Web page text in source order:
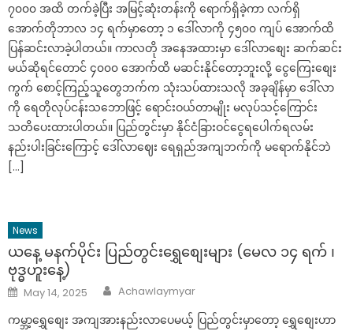
၇၀၀၀ အထိ တက်ခဲ့ပြီး အမြင့်ဆုံးတန်းကို ရောက်ရှိခဲ့ကာ လက်ရှိ
အောက်တိုဘာလ ၁၄ ရက်မှာတော့ ၁ ဒေါ်လာကို ၄၅၀၀ ကျပ် အောက်ထိ
ပြန်ဆင်းလာခဲ့ပါတယ်။ ကာလတို အနေအထားမှာ ဒေါ်လာစျေး ဆက်ဆင်း
မယ်ဆိုရင်တောင် ၄၀၀၀ အောက်ထိ မဆင်းနိုင်တော့ဘူးလို့ ငွေကြေးစျေး
ကွက် စောင့်ကြည့်သူတွေဘက်က သုံးသပ်ထားသလို အခုချိန်မှာ ဒေါ်လာ
ကို ရေတိုလုပ်ငန်းသဘောဖြင့် ရောင်းဝယ်တာမျိုး မလုပ်သင့်ကြောင်း
သတိပေးထားပါတယ်။ ပြည်တွင်းမှာ နိုင်ငံခြားဝင်ငွေရပေါက်ရလမ်း
နည်းပါးခြင်းကြောင့် ဒေါ်လာဈေး ရေရှည်အကျဘက်ကို မရောက်နိုင်ဘဲ
[…]
News
ယနေ့ မနက်ပိုင်း ပြည်တွင်းရွှေစျေးများ (မေလ ၁၄ ရက် ၊
ဗုဒ္ဓဟူးနေ့)
Posted
on
May 14, 2025 Author
Achawlaymyar
ကမ္ဘာ့ရွှေစျေး အကျအားနည်းလာပေမယ့် ပြည်တွင်းမှာတော့ ရွှေစျေးဟာ